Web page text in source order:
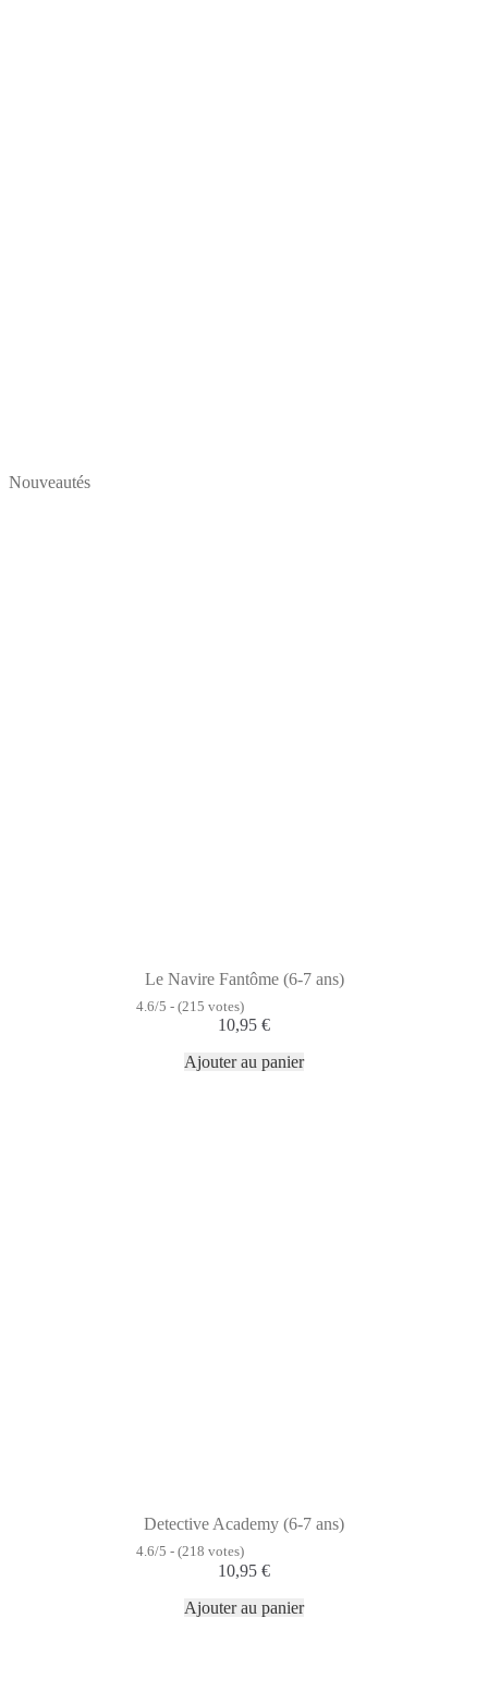
Nouveautés
Le Navire Fantôme (6-7 ans)
4.6/5 - (215 votes)
10,95 €
Ajouter au panier
Detective Academy (6-7 ans)
4.6/5 - (218 votes)
10,95 €
Ajouter au panier